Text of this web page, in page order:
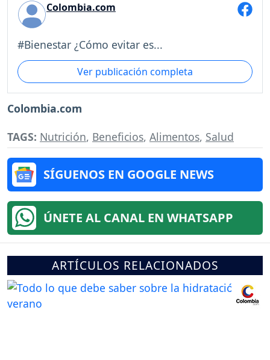
Colombia.com
#Bienestar ¿Cómo evitar es...
Ver publicación completa
Colombia.com
TAGS: Nutrición, Beneficios, Alimentos, Salud
SÍGUENOS EN GOOGLE NEWS
ÚNETE AL CANAL EN WHATSAPP
ARTÍCULOS RELACIONADOS